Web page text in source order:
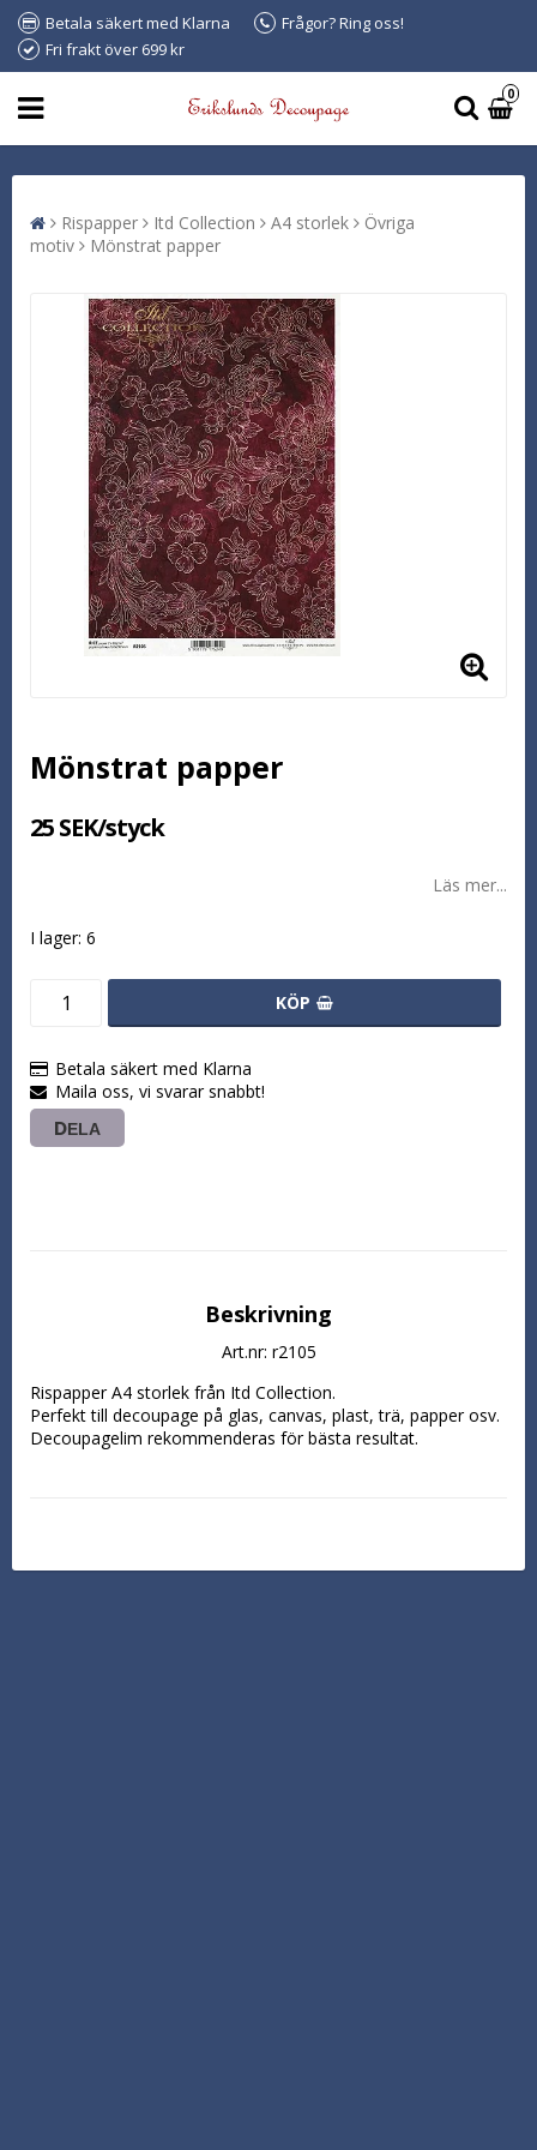
Betala säkert med Klarna
Frågor? Ring oss!
Fri frakt över 699 kr
0
Rispapper Itd Collection A4 storlek
Övriga
motiv
Mönstrat papper
Mönstrat papper
25 SEK/styck
Läs mer...
I lager: 6
KÖP
Betala säkert med Klarna
Maila oss, vi svarar snabbt!
DELA
Beskrivning
Art.nr: r2105
Rispapper A4 storlek från Itd Collection.
Perfekt till decoupage på glas, canvas, plast, trä, papper osv.
Decoupagelim rekommenderas för bästa resultat.